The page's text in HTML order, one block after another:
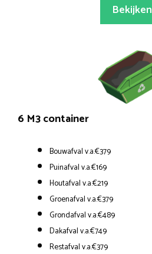
Bekijken
6 M3 container
Bouwafval v.a.€379
Puinafval v.a.€169
Houtafval v.a.€219
Groenafval v.a.€379
Grondafval v.a.€489
Dakafval v.a.€749
Restafval v.a.€379